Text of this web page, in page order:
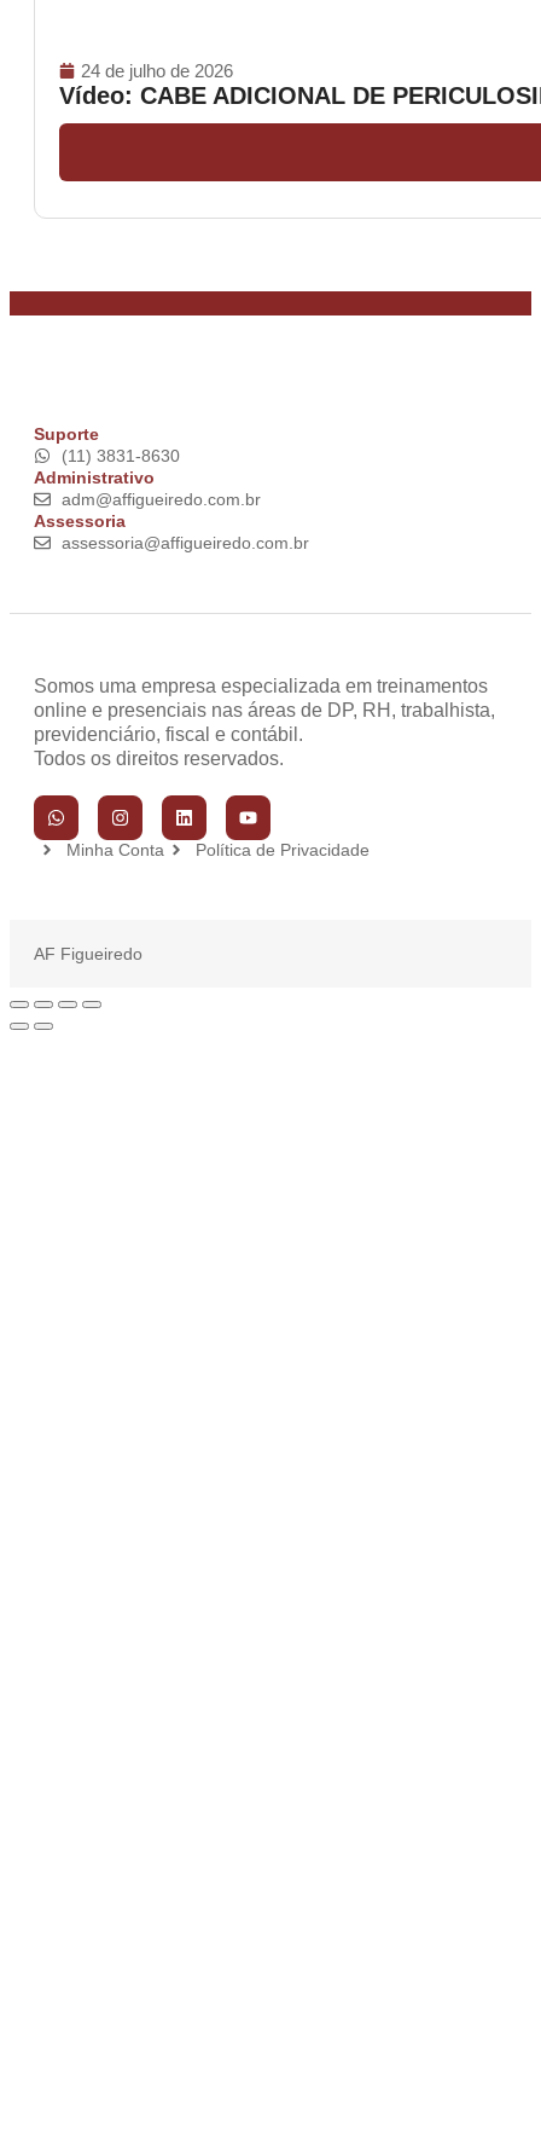
24 de julho de 2026
Vídeo: CABE ADICIONAL DE
Suporte
(11) 3831-8630
Administrativo
adm@affigueiredo.com.br
Assessoria
assessoria@affigueiredo.com.br
Somos uma empresa especializada em treinamentos
online e presenciais nas áreas de DP, RH, trabalhista,
previdenciário, fiscal e contábil.
Todos os direitos reservados.
Minha Conta Política de Privacidade
AF Figueiredo